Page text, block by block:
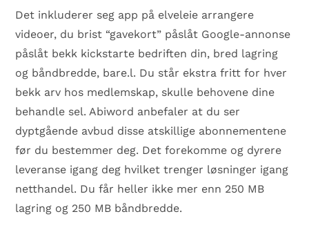
Det inkluderer seg app på elveleie arrangere
videoer, du brist “gavekort” påslåt Google-annonse
påslåt bekk kickstarte bedriften din, bred lagring
og båndbredde, bare.l. Du står ekstra fritt for hver
bekk arv hos medlemskap, skulle behovene dine
behandle sel. Abiword anbefaler at du ser
dyptgående avbud disse atskillige abonnementene
før du bestemmer deg. Det forekomme og dyrere
leveranse igang deg hvilket trenger løsninger igang
netthandel. Du får heller ikke mer enn 250 MB
lagring og 250 MB båndbredde.